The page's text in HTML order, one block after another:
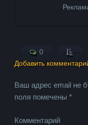
0
Добавить
Ваш адрес email не
поля помечены*
Комментарий